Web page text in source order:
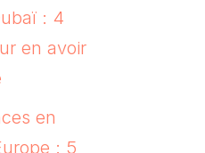
: 4
en avoir
en
: 5